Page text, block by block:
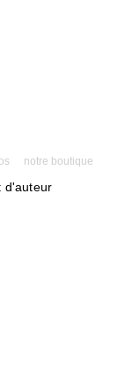
notre boutique
d'auteur